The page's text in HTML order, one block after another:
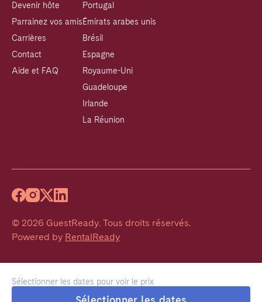
Sélectionner les dates pour voir le prix
Devenir hôte
Parrainez vos amis
Carrières
Contact
Aide et FAQ
Portugal
Émirats arabes unis
Brésil
Espagne
Royaume-Uni
Guadeloupe
Irlande
La Réunion
© 2026 GuestReady. Tous droits réservés.
Powered by RentalReady